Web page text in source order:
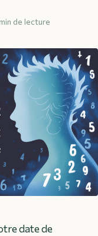
de lecture
date de